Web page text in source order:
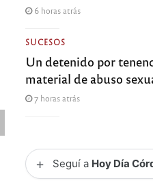
6 horas atrás
SUCESOS
Un detenido por
material de abuso
7 horas atrás
+ Seguí a Hoy Día